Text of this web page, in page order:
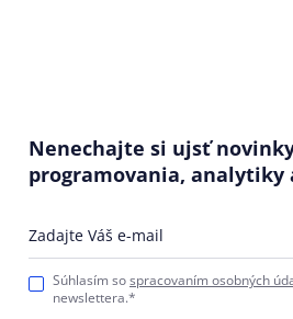
Nenechajte si ujsť
programovania, analytiky
Zadajte Váš e-mail
Súhlasím sospracovaním osobných
newslettera.*